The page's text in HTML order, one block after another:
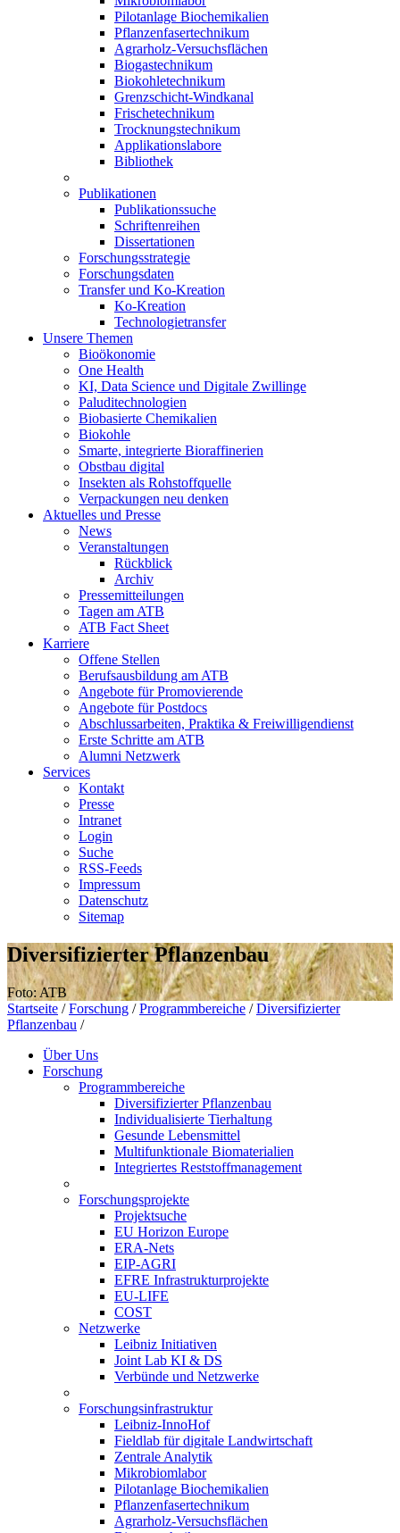
Pilotanlage Biochemikalien
Pflanzenfasertechnikum
Agrarholz-Versuchsflächen
Biogastechnikum
Biokohletechnikum
Grenzschicht-Windkanal
Frischetechnikum
Trocknungstechnikum
Applikationslabore
Bibliothek
Publikationen
Publikationssuche
Schriftenreihen
Dissertationen
Forschungsstrategie
Forschungsdaten
Transfer und Ko-Kreation
Ko-Kreation
Technologietransfer
Unsere Themen
Bioökonomie
One Health
KI, Data Science und Digitale Zwillinge
Paluditechnologien
Biobasierte Chemikalien
Biokohle
Smarte, integrierte Bioraffinerien
Obstbau digital
Insekten als Rohstoffquelle
Verpackungen neu denken
Aktuelles und Presse
News
Veranstaltungen
Rückblick
Archiv
Pressemitteilungen
Tagen am ATB
ATB Fact Sheet
Karriere
Offene Stellen
Berufsausbildung am ATB
Angebote für Promovierende
Angebote für Postdocs
Abschlussarbeiten, Praktika & Freiwilligendienst
Erste Schritte am ATB
Alumni Netzwerk
Services
Kontakt
Presse
Intranet
Login
Suche
RSS-Feeds
Impressum
Datenschutz
Sitemap
Diversifizierter Pflanzenbau
Foto: ATB
Startseite / Forschung / Programmbereiche / Diversifizierter
Pflanzenbau /
Über Uns
Forschung
Programmbereiche
Diversifizierter Pflanzenbau
Individualisierte Tierhaltung
Gesunde Lebensmittel
Multifunktionale Biomaterialien
Integriertes Reststoffmanagement
Forschungsprojekte
Projektsuche
EU Horizon Europe
ERA-Nets
EIP-AGRI
EFRE Infrastrukturprojekte
EU-LIFE
COST
Netzwerke
Leibniz Initiativen
Joint Lab KI & DS
Verbünde und Netzwerke
Forschungsinfrastruktur
Leibniz-InnoHof
Fieldlab für digitale Landwirtschaft
Zentrale Analytik
Mikrobiomlabor
Pilotanlage Biochemikalien
Pflanzenfasertechnikum
Agrarholz-Versuchsflächen